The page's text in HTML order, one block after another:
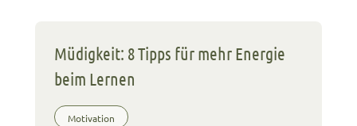
Müdigkeit: 8 Tipps für mehr Energie
beim Lernen
Motivation